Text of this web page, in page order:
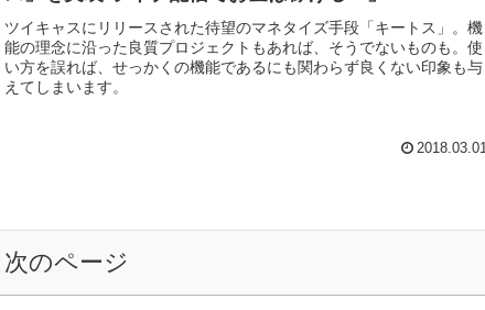
ツイキャスにリリースされた待望のマネタイズ手段「キートス」。機
能の理念に沿った良質プロジェクトもあれば、そうでないものも。使
い方を誤れば、せっかくの機能であるにも関わらず良くない印象も与
えてしまいます。
2018.03.01
次のページ